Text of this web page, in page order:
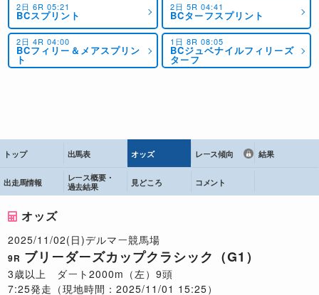
2日 6R 05:21
BCスプリント
2日 5R 04:41
BCターフスプリント
2日 4R 04:00
BCフィリー＆メアスプリン
ト
1日 8R 08:05
BCジュベナイルフィリーズ
ターフ
トップ 出馬表 オッズ レース傾向 結果
出走馬情報
レース概要・
過去結果
見どころ コメント
オッズ
2025/11/02(日)デルマー競馬場
9R ブリーダーズカップクラシック（G1）
3歳以上 ダート2000m（左）9頭
7:25発走（現地時間：2025/11/01 15:25）